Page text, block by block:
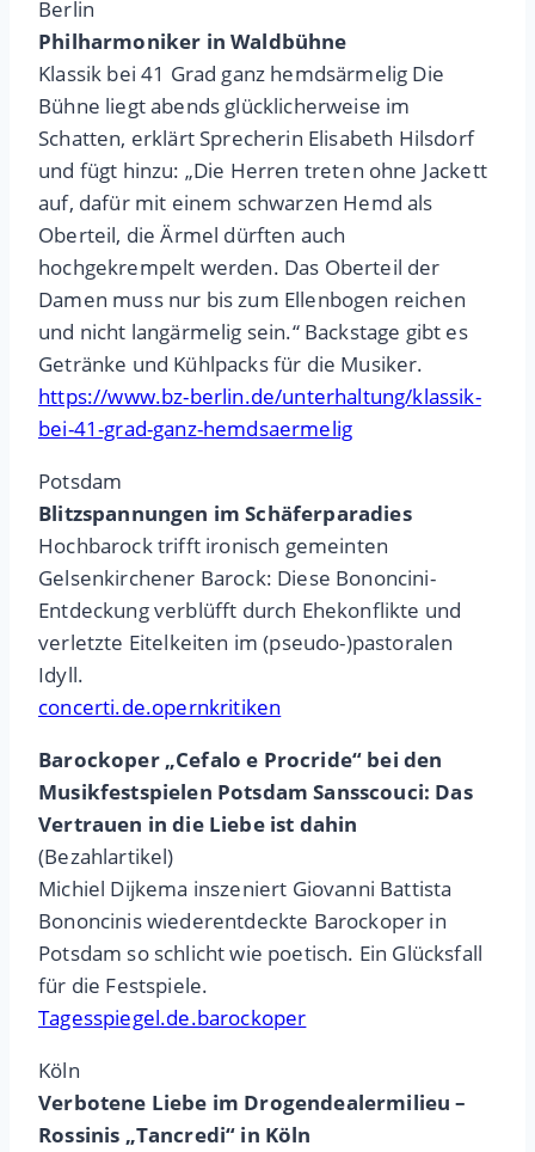
Berlin
Philharmoniker in Waldbühne
Klassik bei 41 Grad ganz hemdsärmelig Die
Bühne liegt abends glücklicherweise im
Schatten, erklärt Sprecherin Elisabeth Hilsdorf
und fügt hinzu: „Die Herren treten ohne Jackett
auf, dafür mit einem schwarzen Hemd als
Oberteil, die Ärmel dürften auch
hochgekrempelt werden. Das Oberteil der
Damen muss nur bis zum Ellenbogen reichen
und nicht langärmelig sein.“ Backstage gibt es
Getränke und Kühlpacks für die Musiker.
https://www.bz-berlin.de/unterhaltung/klassik-
bei-41-grad-ganz-hemdsaermelig
Potsdam
Blitzspannungen im Schäferparadies
Hochbarock trifft ironisch gemeinten
Gelsenkirchener Barock: Diese Bononcini-
Entdeckung verblüfft durch Ehekonflikte und
verletzte Eitelkeiten im (pseudo-)pastoralen
Idyll.
concerti.de.opernkritiken
Barockoper „Cefalo e Procride“ bei den
Musikfestspielen Potsdam Sansscouci: Das
Vertrauen in die Liebe ist dahin
(Bezahlartikel)
Michiel Dijkema inszeniert Giovanni Battista
Bononcinis wiederentdeckte Barockoper in
Potsdam so schlicht wie poetisch. Ein Glücksfall
für die Festspiele.
Tagesspiegel.de.barockoper
Köln
Verbotene Liebe im Drogendealermilieu –
Rossinis „Tancredi“ in Köln